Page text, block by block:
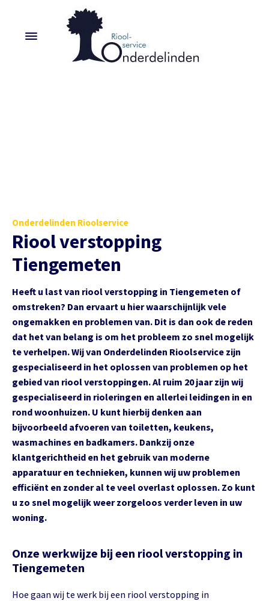
Onderdelinden Rioolservice
Riool verstopping
Tiengemeten
Heeft u last van riool verstopping in Tiengemeten of
omstreken? Dan ervaart u hier waarschijnlijk vele
ongemakken en problemen van. Dit is dan ook de reden
dat het van belang is om het probleem zo snel mogelijk
te verhelpen. Wij van Onderdelinden Rioolservice zijn
gespecialiseerd in het oplossen van problemen op het
gebied van riool verstoppingen. Al ruim 20 jaar zijn wij
gespecialiseerd in rioleringen en allerlei leidingen in en
rond woonhuizen. U kunt hierbij denken aan
bijvoorbeeld afvoeren van toiletten, keukens,
wasmachines en badkamers. Dankzij onze
klantgerichtheid en het gebruik van moderne
apparatuur en technieken, kunnen wij uw problemen
efficiënt en zonder al te veel overlast oplossen. Zo kunt
u zo snel mogelijk weer zorgeloos verder leven in uw
woning.
Onze werkwijze bij een riool verstopping in
Tiengemeten
Hoe gaan wij te werk bij een riool verstopping in